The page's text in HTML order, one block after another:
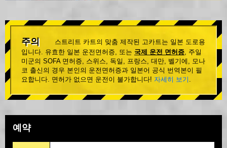
주의
스트리트 카트의 맞춤 제작된 고카트는 일본 도로용
입니다. 유효한 일본 운전면허증, 또는 국제 운전 면허증, 주일
미군의 SOFA 면허증, 스위스, 독일, 프랑스, 대만, 벨기에, 모나
코 출신의 경우 본인의 운전면허증과 일본어 공식 번역본이 필
요합니다. 면허가 없으면 운전이 불가합니다! 자세히 보기 .
예약